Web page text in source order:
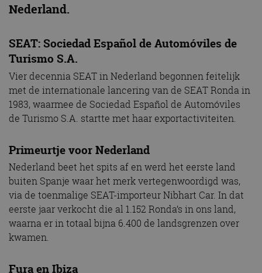
Nederland.
SEAT: Sociedad Español de Automóviles de
Turismo S.A.
Vier decennia SEAT in Nederland begonnen feitelijk
met de internationale lancering van de SEAT Ronda in
1983, waarmee de Sociedad Español de Automóviles
de Turismo S.A. startte met haar exportactiviteiten.
Primeurtje voor Nederland
Nederland beet het spits af en werd het eerste land
buiten Spanje waar het merk vertegenwoordigd was,
via de toenmalige SEAT-importeur Nibhart Car. In dat
eerste jaar verkocht die al 1.152 Ronda’s in ons land,
waarna er in totaal bijna 6.400 de landsgrenzen over
kwamen.
Fura en Ibiza